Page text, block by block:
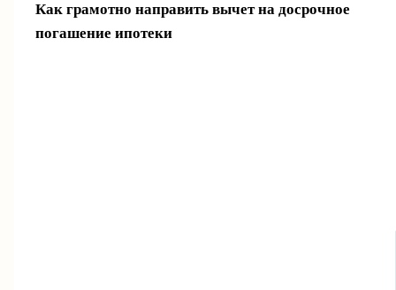
Как грамотно направить вычет на досрочное
погашение ипотеки